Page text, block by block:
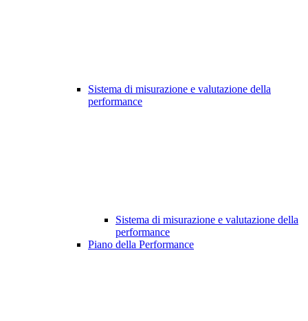
Sistema di misurazione e valutazione della
performance
Sistema di misurazione e valutazione della
performance
Piano della Performance